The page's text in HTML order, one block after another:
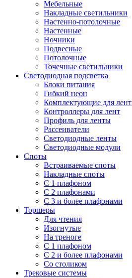
Мебельные
Накладные светильники
Настенно-потолочные
Настенные
Ночники
Подвесные
Потолочные
Точечные светильники
Светодиодная подсветка
Блоки питания
Гибкий неон
Комплектующие для лент
Контроллеры для лент
Профиль для ленты
Рассеиватели
Светодиодные ленты
Светодиодные модули
Споты
Встраиваемые споты
Накладные споты
С 1 плафоном
С 2 плафонами
С 3 и более плафонами
Торшеры
Для чтения
Изогнутые
На треноге
С 1 плафоном
С 2 и более плафонами
Со столиком
Трековые системы